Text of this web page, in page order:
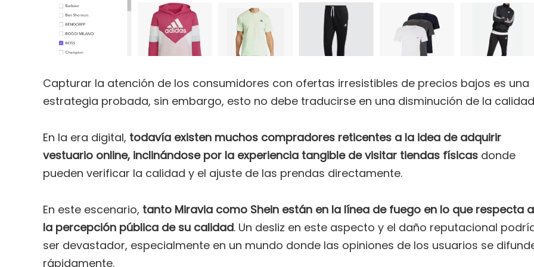
Capturar la atención de los consumidores con ofertas irresistibles de precios bajos es una
estrategia probada, sin embargo, esto no debe traducirse en una disminución de la
En la era digital, todavía existen muchos compradores reticentes a la idea de adquirir
vestuario online, inclinándose por la experiencia tangible de visitar tiendas físicas donde
pueden verificar la calidad y el ajuste de las prendas directamente.
En este escenario, tanto Miravia como Shein están en la línea de fuego en lo que respecta a
la percepción pública de su calidad. Un desliz en este aspecto y el daño reputacional
ser devastador, especialmente en un mundo donde las opiniones de los usuarios se
rápidamente.